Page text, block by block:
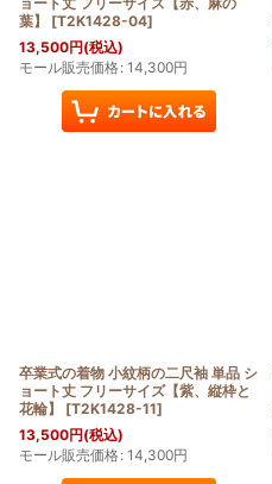
葉】
[T2K1428-04]
13,500円(税込)
モール販売価格: 14,300円
卒業式の着物 小紋柄の二尺袖 単品 シ
ョート丈 フリーサイズ【紫、縦枠と
花輪】
[T2K1428-11]
13,500円(税込)
モール販売価格: 14,300円